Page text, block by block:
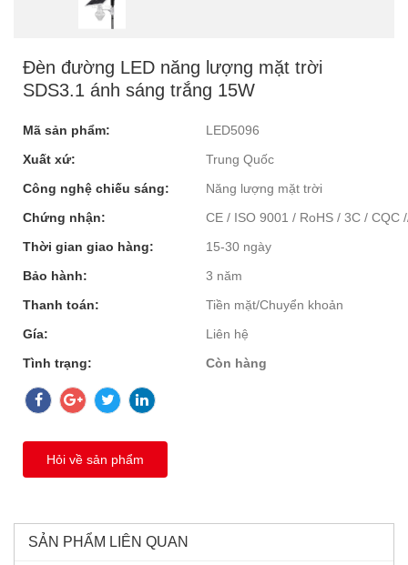
Đèn đường LED năng lượng mặt trời
SDS3.1 ánh sáng trắng 15W
Mã sản phẩm:
LED5096
Xuất xứ:
Trung Quốc
Công nghệ chiếu sáng:
Năng lượng mặt trời
Chứng nhận:
CE / ISO 9001 / RoHS / 3C / CQC
Thời gian giao hàng:
15-30 ngày
Bảo hành:
3 năm
Thanh toán:
Tiền mặt/Chuyển khoản
Gía:
Liên hệ
Tình trạng:
Còn hàng
Hỏi về sản phẩm
SẢN PHẨM LIÊN QUAN